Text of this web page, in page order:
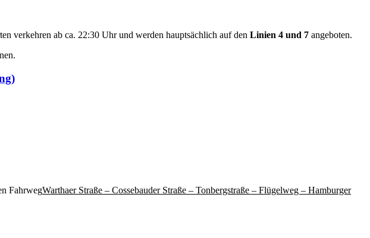
verkehren ab ca. 22:30 Uhr und werden hauptsächlich auf den Linien 4 und 7 angeboten.
FahrwegWarthaer Straße – Cossebauder Straße – Tonbergstraße – Flügelweg – Hamburger